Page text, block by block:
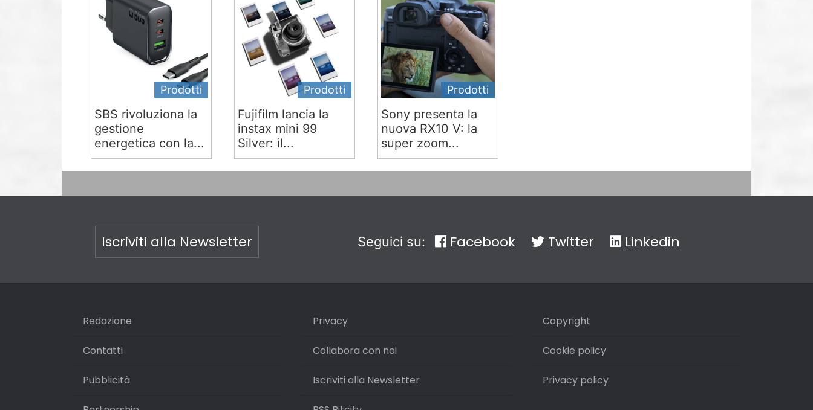
Prodotti
SBS rivoluziona la
gestione
energetica con la...
Prodotti
Fujifilm lancia la
instax mini 99
Silver: il...
Prodotti
Sony presenta la
nuova RX10 V: la
super zoom...
Iscriviti alla Newsletter Seguici su: Facebook Twitter Linkedin
Redazione
Contatti
Pubblicità
Privacy
Collabora con noi
Iscriviti alla Newsletter
Copyright
Cookie policy
Privacy policy